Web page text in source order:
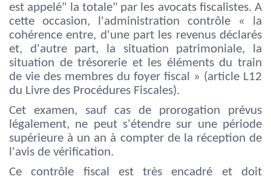
est appelé" la totale" par les avocats fiscalistes. A
cette occasion, l'administration contrôle « la
cohérence entre, d'une part les revenus déclarés
et, d'autre part, la situation patrimoniale, la
situation de trésorerie et les éléments du train
de vie des membres du foyer fiscal » (article L12
du Livre des Procédures Fiscales).
Cet examen, sauf cas de prorogation prévus
légalement, ne peut s'étendre sur une période
supérieure à un an à compter de la réception de
l'avis de vérification.
Ce contrôle fiscal est très encadré et doit